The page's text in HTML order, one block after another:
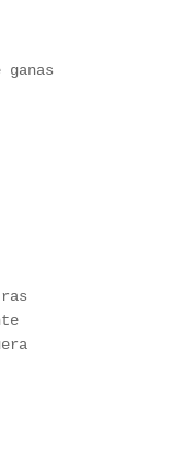
y de ganas
otras
afuera